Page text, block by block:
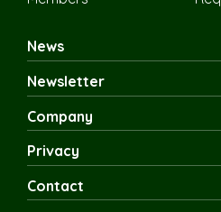
News
Newsletter
Company
Privacy
Contact